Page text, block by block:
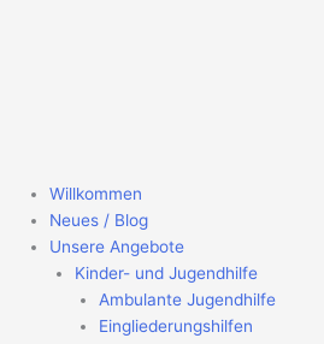
Willkommen
Neues / Blog
Unsere Angebote
Kinder- und Jugendhilfe
Ambulante Jugendhilfe
Eingliederungshilfen